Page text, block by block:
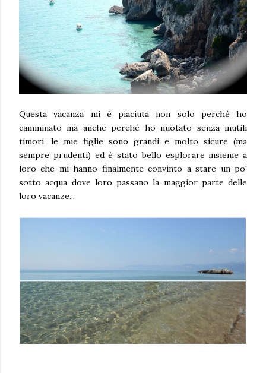
Questa vacanza mi è piaciuta non solo perché ho
camminato ma anche perché ho nuotato senza inutili
timori, le mie figlie sono grandi e molto sicure (ma
sempre prudenti) ed è stato bello esplorare insieme a
loro che mi hanno finalmente convinto a stare un po'
sotto acqua dove loro passano la maggior parte delle
loro vacanze...